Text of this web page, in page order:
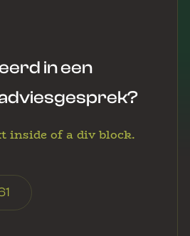
in een
inside of a div block.